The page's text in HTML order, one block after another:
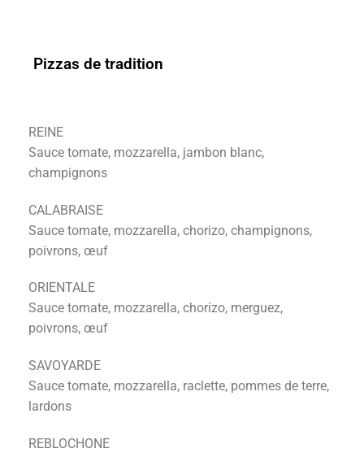
Pizzas de tradition
REINE
Sauce tomate, mozzarella, jambon blanc,
champignons
CALABRAISE
Sauce tomate, mozzarella, chorizo, champignons,
poivrons, œuf
ORIENTALE
Sauce tomate, mozzarella, chorizo, merguez,
poivrons, œuf
SAVOYARDE
Sauce tomate, mozzarella, raclette, pommes de terre,
lardons
REBLOCHONE